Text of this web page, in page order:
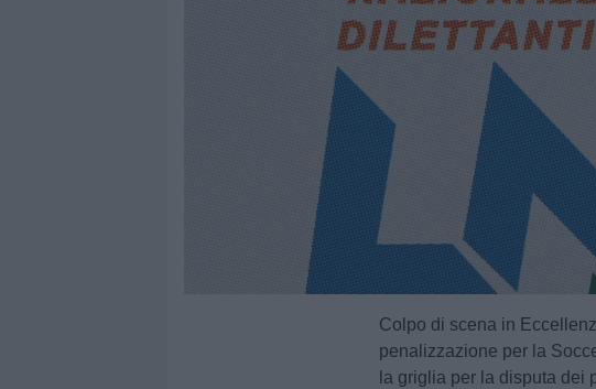
Colpo di scena in
penalizzazione per la
la griglia per la disputa dei